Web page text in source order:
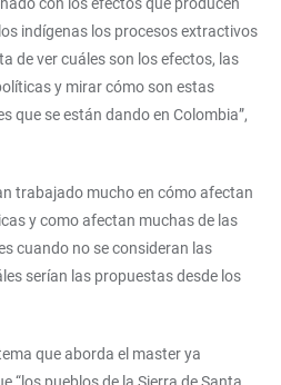
indígenas los procesos extractivos
de ver cuáles son los efectos, las
y mirar cómo son estas
que se están dando en Colombia”,
trabajado mucho en cómo afectan
y como afectan muchas de las
cuando no se consideran las
serían las propuestas desde los
que aborda el master ya